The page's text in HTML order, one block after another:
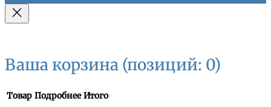
Ваша корзина (позиций: 0)
Товар Подробнее Итого